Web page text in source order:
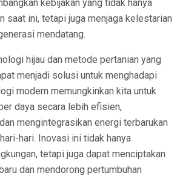
kebijakan yang tidak hanya
saat ini, tetapi juga menjaga kelestarian
mendatang.
hijau dan metode pertanian yang
menjadi solusi untuk menghadapi
modern memungkinkan kita untuk
daya secara lebih efisien,
mengintegrasikan energi terbarukan
hari. Inovasi ini tidak hanya
tetapi juga dapat menciptakan
dan mendorong pertumbuhan